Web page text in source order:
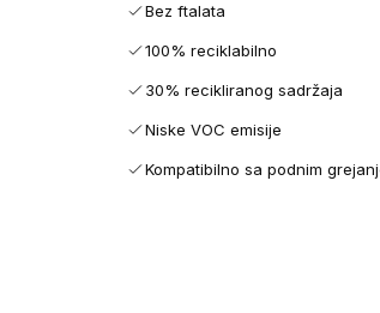
Bez ftalata
100% reciklabilno
30% recikliranog sadržaja
Niske VOC emisije
Kompatibilno sa podnim